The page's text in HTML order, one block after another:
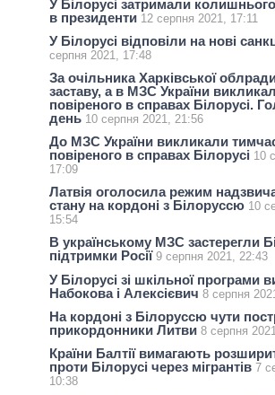
У Білорусі затримали
в президенти 12 серпня 2021, 17:11
У Білорусі відповіли на нові
серпня 2021, 17:48
За очільника Харківської
заставу, а в МЗС України
повіреного в справах Білорусі.
день 10 серпня 2021, 21:56
До МЗС України викликали
повіреного в справах Білорусі 10
17:09
Латвія оголосила режим
стану на кордоні з Білоруссю 10
15:54
В українському МЗС застерегли
підтримки Росії 9 серпня 2021, 22:43
У Білорусі зі шкільної програми
Набокова і Алексієвич 8 серпня
На кордоні з Білоруссю чути
прикордонники Литви 8 серпня
Країни Балтії вимагають
проти Білорусі через мігрантів 7
10:38